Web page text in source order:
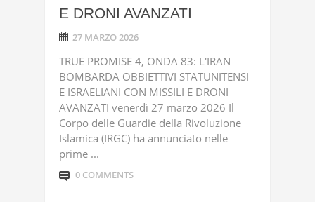
E DRONI AVANZATI
27 MARZO 2026
TRUE PROMISE 4, ONDA 83: L'IRAN
BOMBARDA OBBIETTIVI STATUNITENSI
E ISRAELIANI CON MISSILI E DRONI
AVANZATI venerdì 27 marzo 2026 Il
Corpo delle Guardie della Rivoluzione
Islamica (IRGC) ha annunciato nelle
prime ...
0 COMMENTS